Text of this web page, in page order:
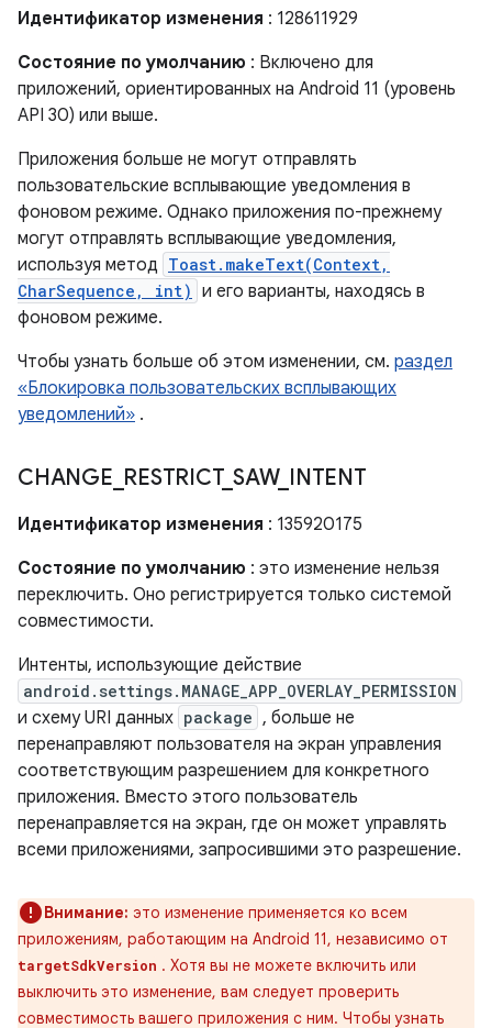
Идентификатор изменения : 128611929
Состояние по умолчанию : Включено для
приложений, ориентированных на Android 11 (уровень
API 30) или выше.
Приложения больше не могут отправлять
пользовательские всплывающие уведомления в
фоновом режиме. Однако приложения по-прежнему
могут отправлять всплывающие уведомления,
используя метод Toast.makeText(Context,
CharSequence, int) и его варианты, находясь в
фоновом режиме.
Чтобы узнать больше об этом изменении, см. раздел
«Блокировка пользовательских всплывающих
уведомлений» .
CHANGE RESTRICT_ SAW_ INTENT
Идентификатор изменения : 135920175
Состояние по умолчанию : это изменение нельзя
переключить. Оно регистрируется только системой
совместимости.
Интенты, использующие действие
android.settings.MANAGE_APP_OVERLAY_PERMISSION
и схему URI данных package , больше не
перенаправляют пользователя на экран управления
соответствующим разрешением для конкретного
приложения. Вместо этого пользователь
перенаправляется на экран, где он может управлять
всеми приложениями, запросившими это разрешение.
Внимание: это изменение применяется ко всем
приложениям, работающим на Android 11, независимо от
targetSdkVersion . Хотя вы не можете включить или
выключить это изменение, вам следует проверить
совместимость вашего приложения с ним. Чтобы узнать